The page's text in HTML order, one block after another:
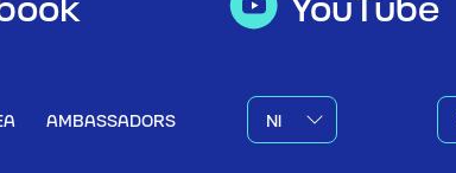
AMBASSADORS